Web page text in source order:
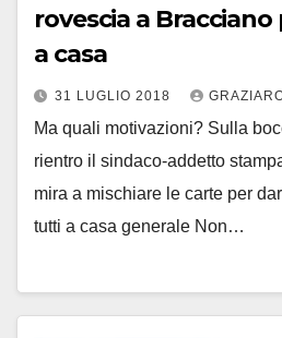
rovescia a
a casa
31 LUGLIO 2018
Ma quali motivazioni? Sulla
rientro il sindaco-addetto
mira a mischiare le carte per
tutti a casa generale Non…